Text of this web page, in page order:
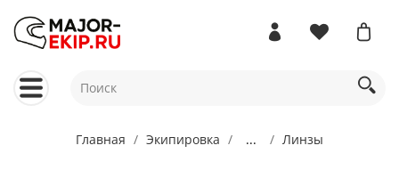
Главная Экипировка ... Линзы